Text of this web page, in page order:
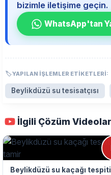
bizimle iletişime geçin.
WhatsApp'tan
🏷️ YAPILAN İŞLEMLER ETIKETLERI:
Beylikdüzü su tesisatçısı
İlgili Çözüm
Beylikdüzü su kaçağı